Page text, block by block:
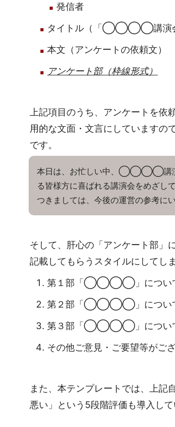
発信者
タイトル（「◯◯◯◯講演会
本文（アンケートの依頼文）
アンケート部（枠線形式）
上記項目のうち、アンケートを
用的な文面・文言にしていますの
です。
本日は、お忙しい中、◯◯◯◯講演
る皆様方に喜ばれる講演会をめざし
つきましては、今後の運営の参考に
そして、肝心の「アンケート部」
記載してもらうスタイルにしてし
第１部「◯◯◯◯」について
第２部「◯◯◯◯」について
第３部「◯◯◯◯」について
その他ご意見・ご要望等がご
また、本テンプレートでは、上
悪い」という5段階評価も導入し